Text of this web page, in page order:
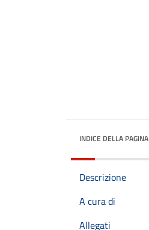
INDICE DELLA PAGINA
Descrizione
A cura di
Allegati